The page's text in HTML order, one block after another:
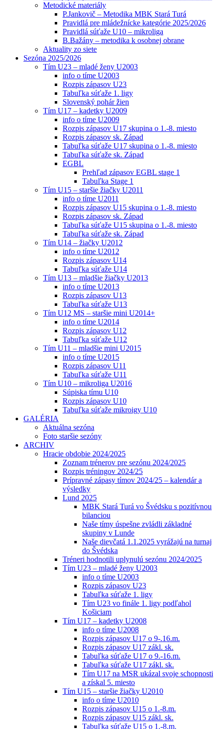
Metodické materiály
P.Jankovič – Metodika MBK Stará Turá
Pravidlá pre mládežnícke kategórie 2025/2026
Pravidlá súťaže U10 – mikroliga
B.Bažány – metodika k osobnej obrane
Aktuality zo siete
Sezóna 2025/2026
Tím U23 – mladé ženy U2003
info o tíme U2003
Rozpis zápasov U23
Tabuľka súťaže 1. ligy
Slovenský pohár žien
Tím U17 – kadetky U2009
info o tíme U2009
Rozpis zápasov U17 skupina o 1.-8. miesto
Rozpis zápasov sk. Západ
Tabuľka súťaže U17 skupina o 1.-8. miesto
Tabuľka súťaže sk. Západ
EGBL
Prehľad zápasov EGBL stage 1
Tabuľka Stage 1
Tím U15 – staršie žiačky U2011
info o tíme U2011
Rozpis zápasov U15 skupina o 1.-8. miesto
Rozpis zápasov sk. Západ
Tabuľka súťaže U15 skupina o 1.-8. miesto
Tabuľka súťaže sk. Západ
Tím U14 – žiačky U2012
info o tíme U2012
Rozpis zápasov U14
Tabuľka súťaže U14
Tím U13 – mladšie žiačky U2013
info o tíme U2013
Rozpis zápasov U13
Tabuľka súťaže U13
Tím U12 MS – staršie mini U2014+
info o tíme U2014
Rozpis zápasov U12
Tabuľka súťaže U12
Tím U11 – mladšie mini U2015
info o tíme U2015
Rozpis zápasov U11
Tabuľka súťaže U11
Tím U10 – mikroliga U2016
Súpiska tímu U10
Rozpis zápasov U10
Tabuľka súťaže mikroigy U10
GALÉRIA
Aktuálna sezóna
Foto staršie sezóny
ARCHIV
Hracie obdobie 2024/2025
Zoznam trénerov pre sezónu 2024/2025
Rozpis tréningov 2024/25
Prípravné zápasy tímov 2024/25 – kalendár a
výsledky
Lund 2025
MBK Stará Turá vo Švédsku s pozitívnou
bilanciou
Naše tímy úspešne zvládli základné
skupiny v Lunde
Naše dievčatá 1.1.2025 vyrážajú na turnaj
do Švédska
Tréneri hodnotili uplynulú sezónu 2024/2025
Tím U23 – mladé ženy U2003
info o tíme U2003
Rozpis zápasov U23
Tabuľka súťaže 1. ligy
Tím U23 vo finále 1. ligy podľahol
Košiciam
Tím U17 – kadetky U2008
info o tíme U2008
Rozpis zápasov U17 o 9-.16.m.
Rozpis zápasov U17 zákl. sk.
Tabuľka súťaže U17 o 9.-16.m.
Tabuľka súťaže U17 zákl. sk.
Tím U17 na MSR ukázal svoje schopnosti
a získal 5. miesto
Tím U15 – staršie žiačky U2010
info o tíme U2010
Rozpis zápasov U15 o 1.-8.m.
Rozpis zápasov U15 zákl. sk.
Tabuľka súťaže U15 o 1.-8.m.